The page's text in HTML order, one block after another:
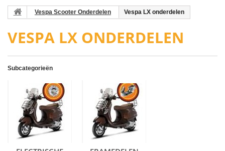
Vespa Scooter Onderdelen Vespa LX onderdelen
VESPA LX ONDERDELEN
Subcategorieën